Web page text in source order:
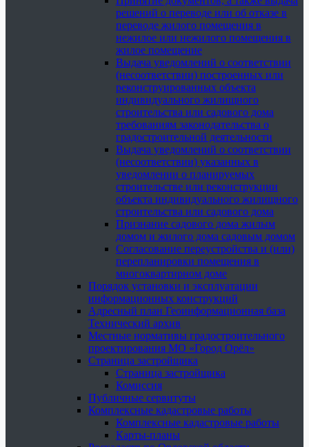
решений о переводе или об отказе в
переводе жилого помещения в
нежилое или нежилого помещения в
жилое помещение
Выдача уведомлений о соответствии
(несоответствии) построенных или
реконструированных объекта
индивидуального жилищного
строительства или садового дома
требованиям законодательства о
градостроительной деятельности
Выдача уведомлений о соответствии
(несоответствии) указанных в
уведомлении о планируемых
строительстве или реконструкции
объекта индивидуального жилищного
строительства или садового дома
Признание садового дома жилым
домом и жилого дома садовым домом
Согласование переустройства и (или)
перепланировки помещения в
многоквартирном доме
Порядок установки и эксплуатации
информационных конструкций
Адресный план Геоинформационная база
Технический архив
Местные нормативы градостроительного
проектирования МО «Город Орёл»
Страница застройщика
Страница застройщика
Комиссия
Публичные сервитуты
Комплексные кадастровые работы
Комплексные кадастровые работы
Карты-планы